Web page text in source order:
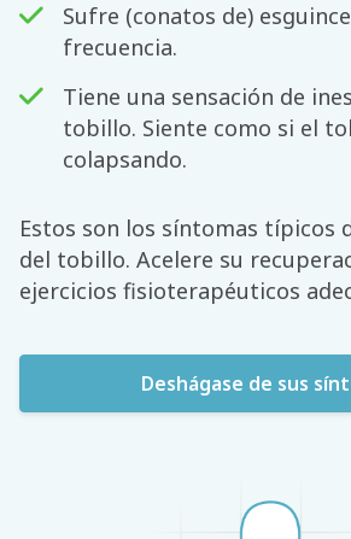
Sufre (conatos de)
frecuencia.
Tiene una sensación de
tobillo. Siente como si el
colapsando.
Estos son los síntomas típicos
del tobillo. Acelere su
ejercicios fisioterapéuticos
Deshágase de sus